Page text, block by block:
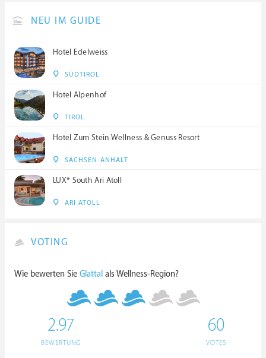
NEU IM GUIDE
Hotel Edelweiss
SÜDTIROL
Hotel Alpenhof
TIROL
Hotel Zum Stein Wellness & Genuss Resort
SACHSEN-ANHALT
LUX* South Ari Atoll
ARI ATOLL
VOTING
Wie bewerten Sie Glattal als Wellness-Region?
2.97
BEWERTUNG
60
VOTES